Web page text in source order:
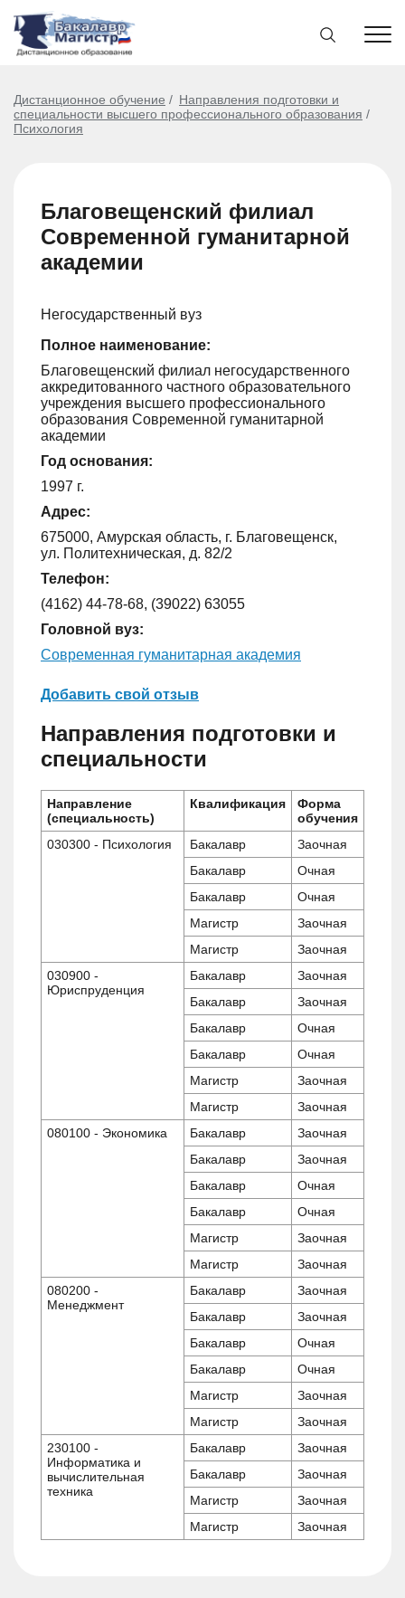
Дистанционное обучение
Направления подготовки и
специальности высшего профессионального образования
Психология
Благовещенский филиал
Современной гуманитарной
академии
Негосударственный вуз
Полное наименование:
Благовещенский филиал негосударственного
аккредитованного частного образовательного
учреждения высшего профессионального
образования Современной гуманитарной
академии
Год основания:
1997 г.
Адрес:
675000, Амурская область, г. Благовещенск,
ул. Политехническая, д. 82/2
Телефон:
(4162) 44-78-68, (39022) 63055
Головной вуз:
Современная гуманитарная академия
Добавить свой отзыв
Направления подготовки и
специальности
Направление
(специальность)
Квалификация
Форма
обучения
030300 - Психология
Бакалавр
Заочная
Бакалавр
Очная
Бакалавр
Очная
Магистр
Заочная
Магистр
Заочная
030900 -
Юриспруденция
Бакалавр
Заочная
Бакалавр
Заочная
Бакалавр
Очная
Бакалавр
Очная
Магистр
Заочная
Магистр
Заочная
080100 - Экономика
Бакалавр
Заочная
Бакалавр
Заочная
Бакалавр
Очная
Бакалавр
Очная
Магистр
Заочная
Магистр
Заочная
080200 -
Менеджмент
Бакалавр
Заочная
Бакалавр
Заочная
Бакалавр
Очная
Бакалавр
Очная
Магистр
Заочная
Магистр
Заочная
230100 -
Информатика и
вычислительная
техника
Бакалавр
Заочная
Бакалавр
Заочная
Магистр
Заочная
Магистр
Заочная